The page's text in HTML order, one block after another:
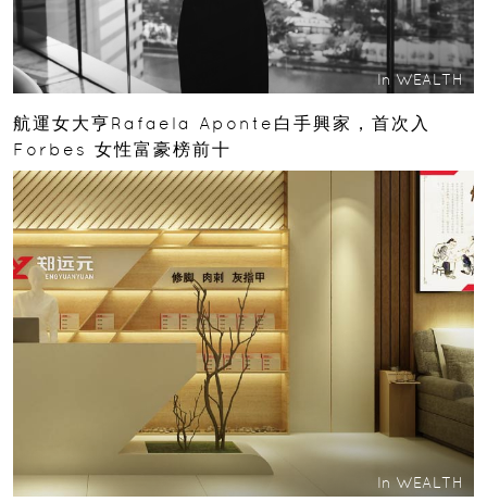
In WEALTH
航運女大亨Rafaela Aponte白手興家，首次入
Forbes 女性富豪榜前十
In WEALTH